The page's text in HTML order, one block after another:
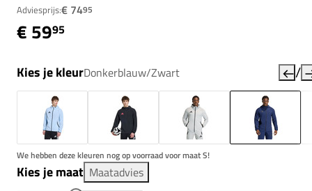
Adviesprijs:€ 7495
€ 5995
Kies je kleurDonkerblauw/Zwart /
We hebben deze kleuren nog op voorraad voor maat S!
Kies je maat Maatadvies